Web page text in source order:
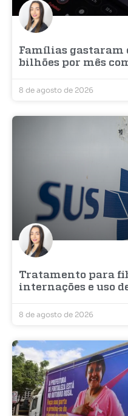
Famílias gastaram
bilhões por mês
8 de agosto de 2026
Tratamento para
internações e uso
8 de agosto de 2026